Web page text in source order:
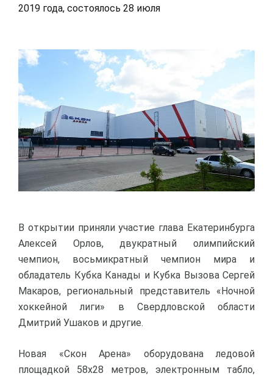
2019 года, состоялось 28 июля
В открытии приняли участие глава Екатеринбурга
Алексей Орлов, двукратный олимпийский
чемпион, восьмикратный чемпион мира и
обладатель Кубка Канады и Кубка Вызова Сергей
Макаров, региональный представитель «Ночной
хоккейной лиги» в Свердловской области
Дмитрий Ушаков и другие.
Новая «Скон Арена» оборудована ледовой
площадкой 58х28 метров, электронным табло,